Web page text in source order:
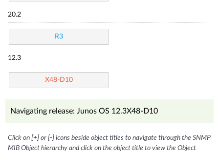
20.2
R3
12.3
X48-D10
Navigating release: Junos OS 12.3X48-D10
Click on [+] or [-] icons beside object titles to navigate through the SNMP
MIB Object hierarchy and click on the object title to view the Object